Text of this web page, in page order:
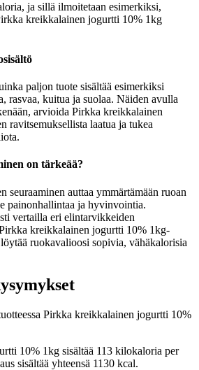
ja sillä ilmoitetaan esimerkiksi,
kreikkalainen jogurtti 10% 1kg
paljon tuote sisältää esimerkiksi
rasvaa, kuitua ja suolaa. Näiden avulla
arvioida Pirkka kreikkalainen
ravitsemuksellista laatua ja tukea
on tärkeää?
seuraaminen auttaa ymmärtämään ruoan
painonhallintaa ja hyvinvointia.
vertailla eri elintarvikkeiden
kreikkalainen jogurtti 10% 1kg-
ruokavalioosi sopivia, vähäkalorisia
Pirkka kreikkalainen jogurtti 10%
10% 1kg sisältää 113 kilokaloria per
sisältää yhteensä 1130 kcal.